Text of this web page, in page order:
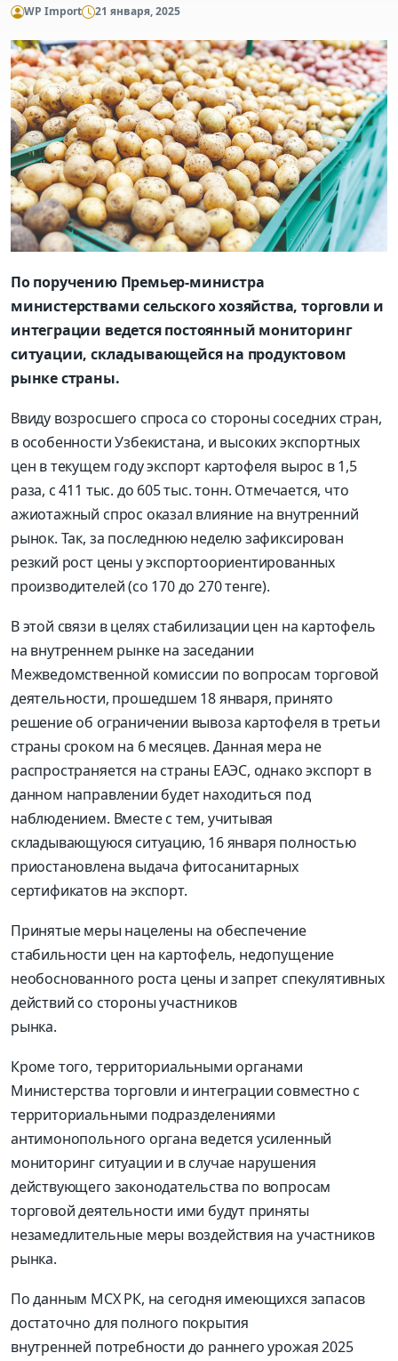
WP Import 21 января, 2025
По поручению Премьер-министра
министерствами сельского хозяйства, торговли и
интеграции ведется постоянный мониторинг
ситуации, складывающейся на продуктовом
рынке страны.
Ввиду возросшего спроса со стороны соседних стран,
в особенности Узбекистана, и высоких экспортных
цен в текущем году экспорт картофеля вырос в 1,5
раза, с 411 тыс. до 605 тыс. тонн. Отмечается, что
ажиотажный спрос оказал влияние на внутренний
рынок. Так, за последнюю неделю зафиксирован
резкий рост цены у экспортоориентированных
производителей (со 170 до 270 тенге).
В этой связи в целях стабилизации цен на картофель
на внутреннем рынке на заседании
Межведомственной комиссии по вопросам торговой
деятельности, прошедшем 18 января, принято
решение об ограничении вывоза картофеля в третьи
страны сроком на 6 месяцев. Данная мера не
распространяется на страны ЕАЭС, однако экспорт в
данном направлении будет находиться под
наблюдением. Вместе с тем, учитывая
складывающуюся ситуацию, 16 января полностью
приостановлена выдача фитосанитарных
сертификатов на экспорт.
Принятые меры нацелены на обеспечение
стабильности цен на картофель, недопущение
необоснованного роста цены и запрет спекулятивных
действий со стороны участников
рынка.
Кроме того, территориальными органами
Министерства торговли и интеграции совместно с
территориальными подразделениями
антимонопольного органа ведется усиленный
мониторинг ситуации и в случае нарушения
действующего законодательства по вопросам
торговой деятельности ими будут приняты
незамедлительные меры воздействия на участников
рынка.
По данным МСХ РК, на сегодня имеющихся запасов
достаточно для полного покрытия
внутренней потребности до раннего урожая 2025